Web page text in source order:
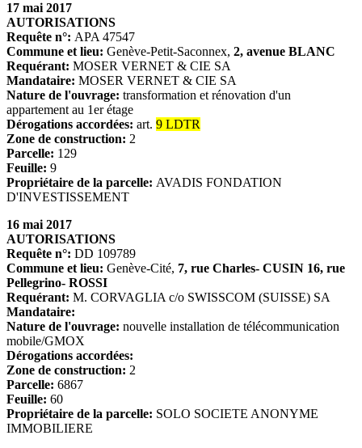
17 mai 2017
AUTORISATIONS
Requête n°: APA 47547
Commune et lieu: Genève-Petit-Saconnex, 2, avenue BLANC
Requérant: MOSER VERNET & CIE SA
Mandataire: MOSER VERNET & CIE SA
Nature de l'ouvrage: transformation et rénovation d'un
appartement au 1er étage
Dérogations accordées: art. 9 LDTR
Zone de construction: 2
Parcelle: 129
Feuille: 9
Propriétaire de la parcelle: AVADIS FONDATION
D'INVESTISSEMENT
16 mai 2017
AUTORISATIONS
Requête n°: DD 109789
Commune et lieu: Genève-Cité, 7, rue Charles- CUSIN 16, rue
Pellegrino- ROSSI
Requérant: M. CORVAGLIA c/o SWISSCOM (SUISSE) SA
Mandataire:
Nature de l'ouvrage: nouvelle installation de télécommunication
mobile/GMOX
Dérogations accordées:
Zone de construction: 2
Parcelle: 6867
Feuille: 60
Propriétaire de la parcelle: SOLO SOCIETE ANONYME
IMMOBILIERE